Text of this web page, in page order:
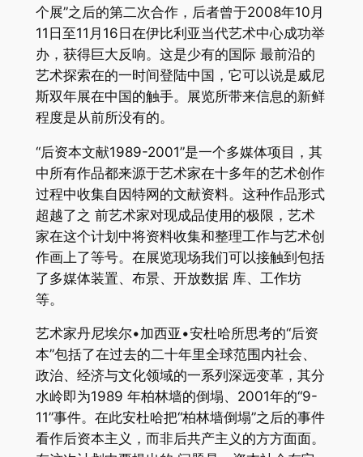
个展”之后的第二次合作，后者曾于2008年10月
11日至11月16日在伊比利亚当代艺术中心成功举
办，获得巨大反响。这是少有的国际 最前沿的
艺术探索在的一时间登陆中国，它可以说是威尼
斯双年展在中国的触手。展览所带来信息的新鲜
程度是从前所没有的。
“后资本文献1989-2001”是一个多媒体项目，其
中所有作品都来源于艺术家在十多年的艺术创作
过程中收集自因特网的文献资料。这种作品形式
超越了之 前艺术家对现成品使用的极限，艺术
家在这个计划中将资料收集和整理工作与艺术创
作画上了等号。在展览现场我们可以接触到包括
了多媒体装置、布景、开放数据 库、工作坊
等。
艺术家丹尼埃尔•加西亚•安杜哈所思考的“后资
本”包括了在过去的二十年里全球范围内社会、
政治、经济与文化领域的一系列深远变革，其分
水岭即为1989 年柏林墙的倒塌、2001年的“9-
11”事件。在此安杜哈把“柏林墙倒塌”之后的事件
看作后资本主义，而非后共产主义的方方面面。